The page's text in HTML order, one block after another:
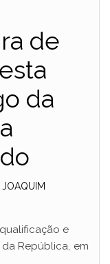
de
da
e
República, em